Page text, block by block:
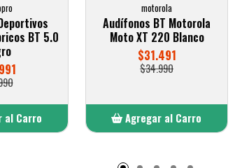
BT 5.0
al Carro
motorola
Audífonos BT Motorola
Moto XT 220 Blanco
$31.491
$34.990
Agregar al Carro